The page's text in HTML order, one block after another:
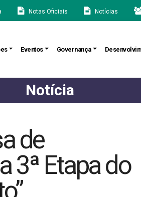
Notas Oficiais Notícias
Eventos Governança
Notícia
de
3ª Etapa do